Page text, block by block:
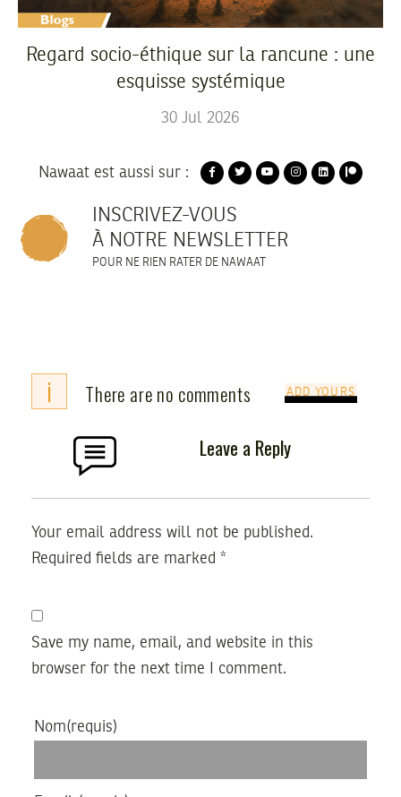
Regard socio-éthique sur la rancune : une
esquisse systémique
30 Jul 2026
Nawaat est aussi sur :
INSCRIVEZ-VOUS
À NOTRE NEWSLETTER
POUR NE RIEN RATER DE NAWAAT
i There are no comments ADD YOURS
Leave a Reply
Your email address will not be published.
Required fields are marked *
Save my name, email, and website in this
browser for the next time I comment.
Nom(requis)